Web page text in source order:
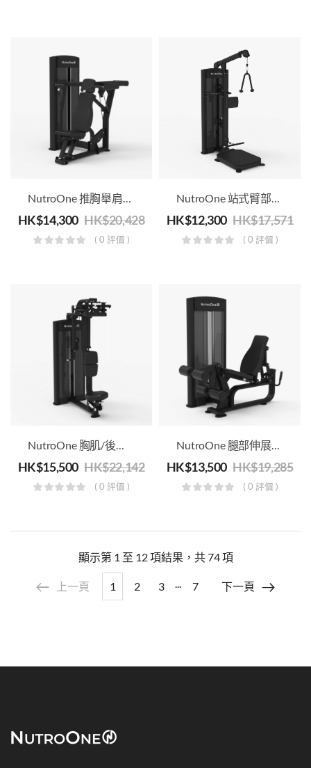
NutroOne 推胸舉肩一體訓練機 – 商用健身級
HK$14,300 HK$20,428
( 0 評價 )
NutroOne 站式臂部二頭肌/肱二头肌训练機 – 商用健身級
HK$12,300 HK$17,571
( 0 評價 )
NutroOne 胸肌/後三角肌訓練機 – 商用健身級
HK$15,500 HK$22,142
( 0 評價 )
NutroOne 腿部伸展/彎曲訓練機 – 商用健身級
HK$13,500 HK$19,285
( 0 評價 )
顯示第 1 至 12 項結果，共 74 項
上一頁 1 2 3 ... 7 下一頁